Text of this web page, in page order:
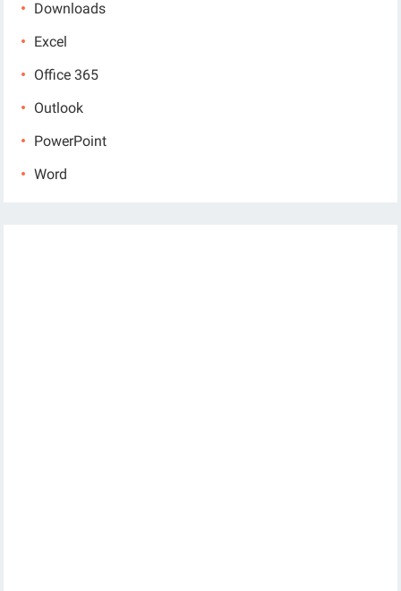
Downloads
Excel
Office 365
Outlook
PowerPoint
Word